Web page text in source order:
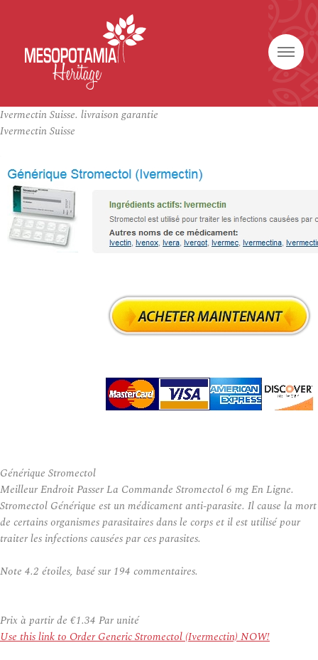
Ivermectin Suisse. livraison garantie
Ivermectin Suisse
Générique Stromectol
Meilleur Endroit Passer La Commande Stromectol 6 mg En Ligne.
Stromectol Générique est un médicament anti-parasite. Il cause la mort
de certains organismes parasitaires dans le corps et il est utilisé pour
traiter les infections causées par ces parasites.
Note 4.2 étoiles, basé sur 194 commentaires.
Prix à partir de €1.34 Par unité
Use this link to Order Generic Stromectol (Ivermectin) NOW!